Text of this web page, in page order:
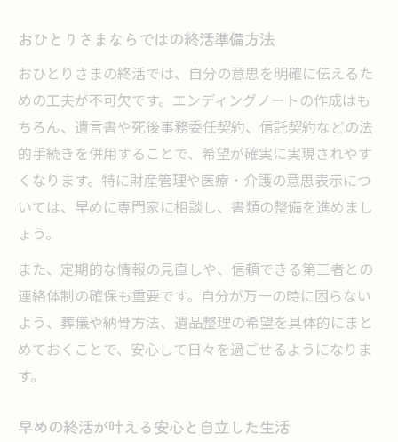
おひとりさまならではの終活準備方法
おひとりさまの終活では、自分の意思を明確に伝えるた
めの工夫が不可欠です。エンディングノートの作成はも
ちろん、遺言書や死後事務委任契約、信託契約などの法
的手続きを併用することで、希望が確実に実現されやす
くなります。特に財産管理や医療・介護の意思表示につ
いては、早めに専門家に相談し、書類の整備を進めまし
ょう。
また、定期的な情報の見直しや、信頼できる第三者との
連絡体制の確保も重要です。自分が万一の時に困らない
よう、葬儀や納骨方法、遺品整理の希望を具体的にまと
めておくことで、安心して日々を過ごせるようになりま
す。
早めの終活が叶える安心と自立した生活